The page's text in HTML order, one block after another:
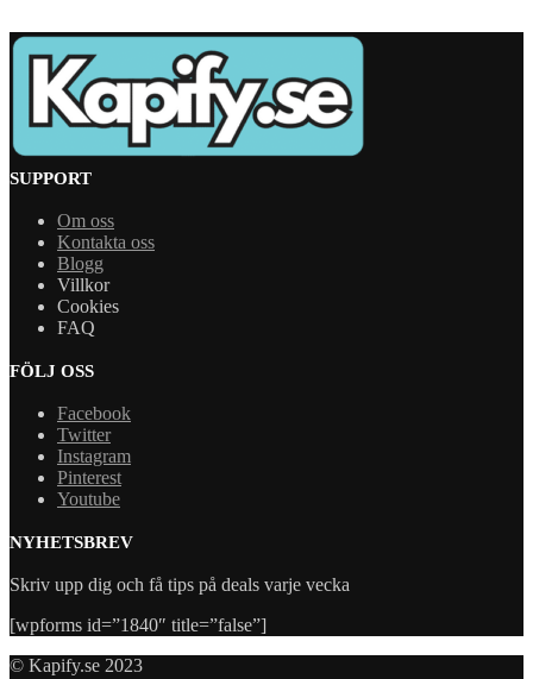
SUPPORT
Om oss
Kontakta oss
Blogg
Villkor
Cookies
FAQ
FÖLJ OSS
Facebook
Twitter
Instagram
Pinterest
Youtube
NYHETSBREV
Skriv upp dig och få tips på deals varje vecka
[wpforms id=”1840″ title=”false”]
© Kapify.se 2023